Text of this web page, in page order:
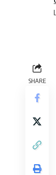
SHARE